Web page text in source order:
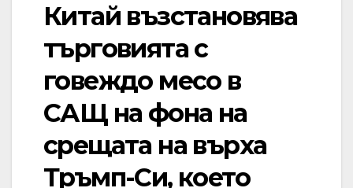
Китай възстановява
търговията с
говеждо месо в
САЩ на фона на
срещата на върха
Тръмп-Си, което